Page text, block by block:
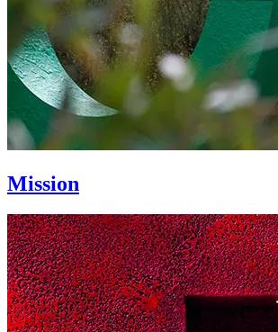
Mission